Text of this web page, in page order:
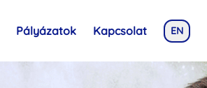
Pályázatok Kapcsolat EN